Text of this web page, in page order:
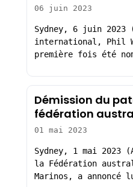
06 juin 2023
Sydney, 6 juin 2023
international, Phil
première fois été
Démission du
fédération
01 mai 2023
Sydney, 1 mai 2023
la Fédération
Marinos, a annoncé